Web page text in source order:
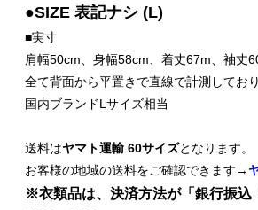
●SIZE 表記ナシ (L)
■実寸
肩幅50cm、身幅58cm、着丈67m、袖丈
全て背面から平置きで直線で計測しており
国内ブランドLサイズ相当
送料はヤマト運輸 60サイズとなります。
お客様の地域の送料をご確認できます→
※衣類品は、決済方法が「銀行振込